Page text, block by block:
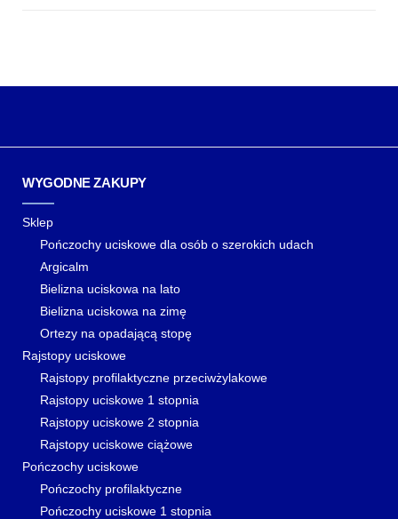
WYGODNE ZAKUPY
Sklep
Pończochy uciskowe dla osób o szerokich udach
Argicalm
Bielizna uciskowa na lato
Bielizna uciskowa na zimę
Ortezy na opadającą stopę
Rajstopy uciskowe
Rajstopy profilaktyczne przeciwżylakowe
Rajstopy uciskowe 1 stopnia
Rajstopy uciskowe 2 stopnia
Rajstopy uciskowe ciążowe
Pończochy uciskowe
Pończochy profilaktyczne
Pończochy uciskowe 1 stopnia